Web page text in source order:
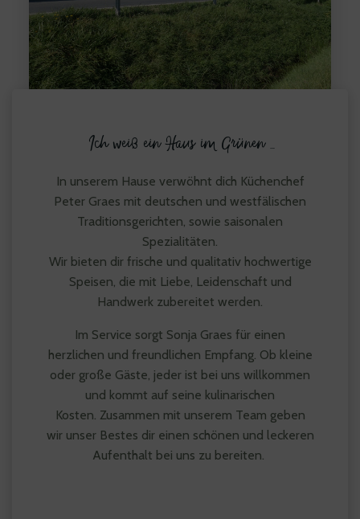
Ich weiß ein Haus im Grünen …
In unserem Hause verwöhnt dich Küchenchef
Peter Graes mit deutschen und westfälischen
Traditionsgerichten, sowie saisonalen
Spezialitäten.
Wir bieten dir frische und qualitativ hochwertige
Speisen, die mit Liebe, Leidenschaft und
Handwerk zubereitet werden.
Im Service sorgt Sonja Graes für einen
herzlichen und freundlichen Empfang. Ob kleine
oder große Gäste, jeder ist bei uns willkommen
und kommt auf seine kulinarischen
Kosten. Zusammen mit unserem Team geben
wir unser Bestes dir einen schönen und leckeren
Aufenthalt bei uns zu bereiten.